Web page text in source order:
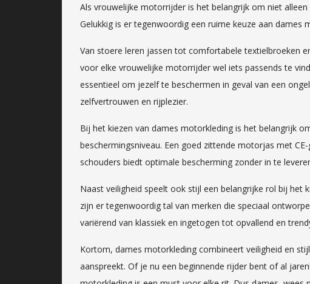
Als vrouwelijke motorrijder is het belangrijk om niet
Gelukkig is er tegenwoordig een ruime keuze aan dames
Van stoere leren jassen tot comfortabele textielbroeken
voor elke vrouwelijke motorrijder wel iets passends te
essentieel om jezelf te beschermen in geval van een
zelfvertrouwen en rijplezier.
Bij het kiezen van dames motorkleding is het belangrijk
beschermingsniveau. Een goed zittende motorjas met
schouders biedt optimale bescherming zonder in te
Naast veiligheid speelt ook stijl een belangrijke rol bij het
zijn er tegenwoordig tal van merken die speciaal
variërend van klassiek en ingetogen tot opvallend en
Kortom, dames motorkleding combineert veiligheid en
aanspreekt. Of je nu een beginnende rijder bent of al